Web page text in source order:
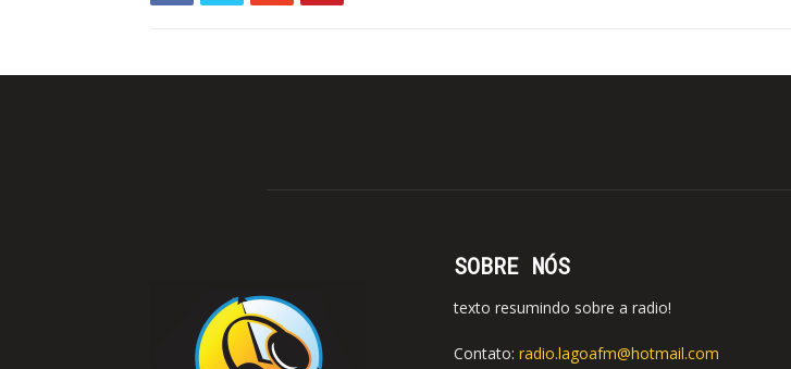
SOBRE NÓS
texto resumindo sobre a radio!
Contato: radio.lagoafm@hotmail.com